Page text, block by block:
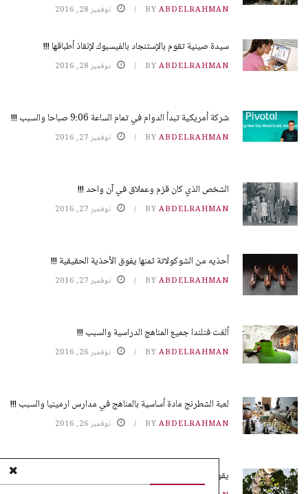
BY ABDELRAHMAN نوفمبر 28, 2016
سيدة صينية تقوم بالإستنجاد بالفيسبوك لإنقاذ أطباقها !!!
BY ABDELRAHMAN نوفمبر 28, 2016
شركة أمريكية تبدأ الدوام في تمام الساعة 9:06 صباحا والسبب !!!
BY ABDELRAHMAN نوفمبر 27, 2016
الشخص الذي كان قزم وعملاق في آن واحد !!!
BY ABDELRAHMAN نوفمبر 27, 2016
أحذيه من الشوكولاتة ثمنها يفوق الأحذية الحقيقية !!!
BY ABDELRAHMAN نوفمبر 27, 2016
ألغت فنلندا جميع المناهج الدراسية والسبب !!!
BY ABDELRAHMAN نوفمبر 26, 2016
لعبة الشطرنج مادة أساسية بالمناهج في مدارس ارمينيا والسبب !!!
BY ABDELRAHMAN نوفمبر 26, 2016
يقوم النمل بزراعة محاصيله بدون تربة !!!